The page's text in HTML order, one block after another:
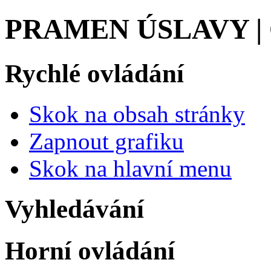
PRAMEN ÚSLAVY
Rychlé ovládání
Skok na obsah stránky
Zapnout grafiku
Skok na hlavní menu
Vyhledávání
Horní ovládání